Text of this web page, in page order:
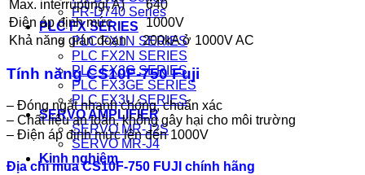
FR-D740 Series
PLC FX SERIES
PLC FX1N SERIES
PLC FX2N SERIES
PLC FX3G SERIES
PLC FX3GE SERIES
PLC FX3U SERIES
SERVO AMPLIFIER
SERVO MR-J2S
SERVO MR-J4
Kinh nghiệm
Max. interrupting( A)
640
Điện áp định mức
1000V
Khả năng gián đoạn
200kA ở 1000V AC
Tính năng CS10F-750 Fuji
– Đóng ngắt nhanh chóng, chuẩn xác
– Chất liệu an toàn, không gây hại cho môi trường
– Điện áp định mức lên đến 1000V
Địa chỉ mua CS10F-750 FUJI chính hãng